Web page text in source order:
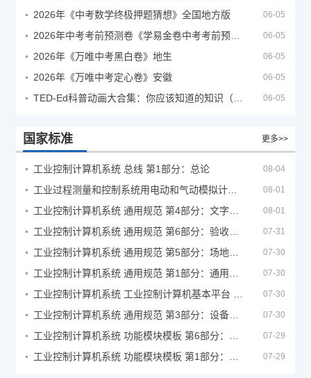
2026年《中考数学终极押题猜想》全国地方版 06-05
06-05
2026年《万唯中考黑白卷》地生 06-05
2026年《万唯中考定心卷》安徽 06-05
06-05
国家标准 更多>>
工业控制计算机系统 总线 第1部分：总论 08-04
08-01
08-01
07-31
07-30
07-30
07-30
07-30
07-29
07-29